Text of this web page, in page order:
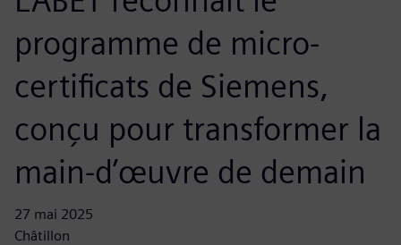
programme de micro-
certificats de Siemens,
conçu pour transformer la
main-d’œuvre de demain
27 mai 2025
Châtillon